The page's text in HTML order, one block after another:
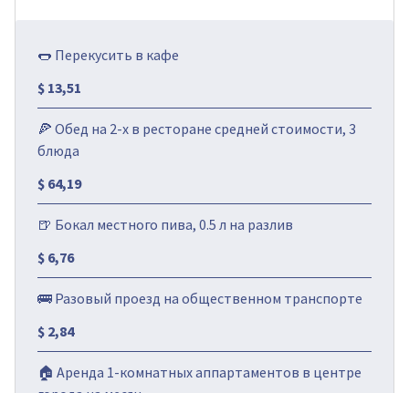
🌭 Перекусить в кафе
$ 13,51
🍕 Обед на 2-х в ресторане средней стоимости, 3
блюда
$ 64,19
🍺 Бокал местного пива, 0.5 л на разлив
$ 6,76
🚌 Разовый проезд на общественном транспорте
$ 2,84
🏠 Аренда 1-комнатных аппартаментов в центре